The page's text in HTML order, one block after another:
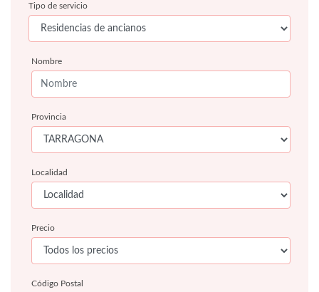
Tipo de servicio
Nombre
Provincia
Localidad
Precio
Código Postal